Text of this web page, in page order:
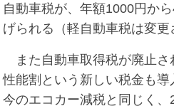
自動車税が、年額1000円か
げられる（軽自動車税は変更
また自動車取得税が廃止さ
性能割という新しい税金も
今のエコカー減税と同じく